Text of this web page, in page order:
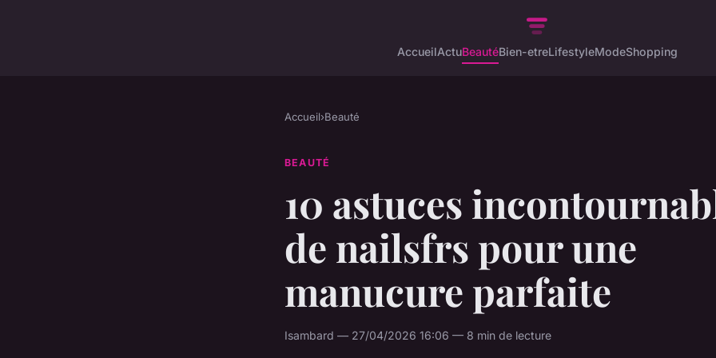
AccueilActuBeautéBien-etreLifestyleModeShopping
Accueil›Beauté
BEAUTÉ
10 astuces
de nailsfrs pour une
manucure parfaite
Isambard — 27/04/2026 16:06 — 8 min de lecture